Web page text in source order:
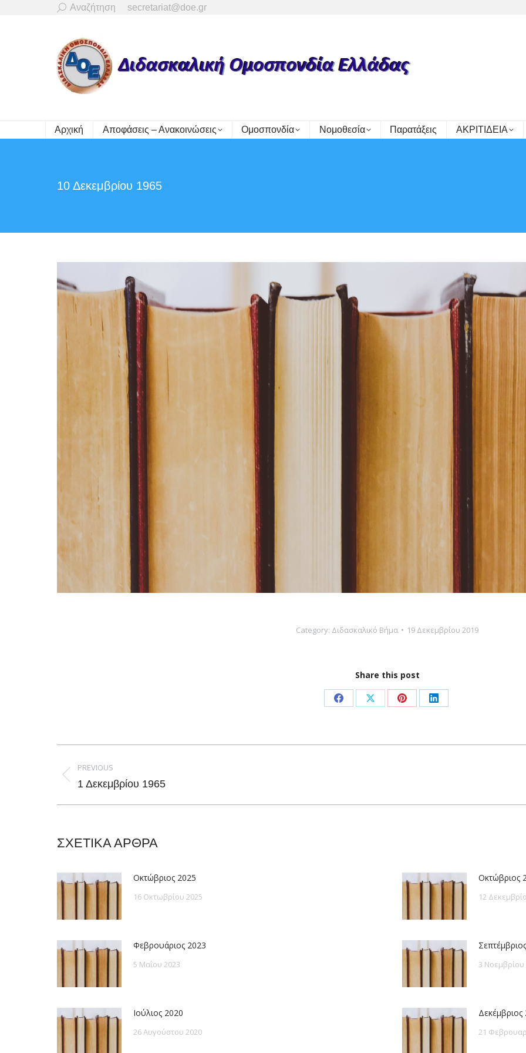
Search:
Αναζήτηση secretariat@doe.gr
Αρχική Αποφάσεις – Ανακοινώσεις Ομοσπονδία Νομοθεσία Παρατάξεις ΑΚΡΙΤΙΔΕΙΑ
10 Δεκεμβρίου 1965
Category: Διδασκαλικό Βήμα 19 Δεκεμβρίου 2019
Share this post
Share
Facebook
Share
X
Share
Pinterest
Share
LinkedIn
navigation
PREVIOUS
Previous
1 Δεκεμβρίου 1965
ΣΧΕΤΙΚΑ ΑΡΘΡΑ
Οκτώβριος 2025
16 Οκτωβρίου 2025
Οκτώβριος
12
Φεβρουάριος 2023
5 Μαΐου 2023 3 Νοεμβρίου
Ιούλιος 2020
26 Αυγούστου 2020
Δεκέμβριος
21